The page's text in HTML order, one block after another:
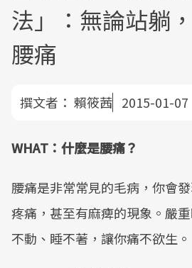
法」：無論站躺
腰痛
撰文者： 賴筱茜 2015-01-07
WHAT：什麼是腰痛？
腰痛是非常常見的毛病，你會
疼痛，甚至有麻痺的現象。嚴
不動、睡不著，讓你痛不欲生。